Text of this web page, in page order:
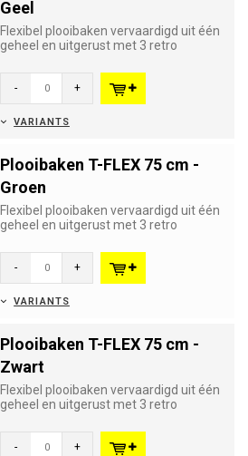
Geel
Flexibel plooibaken vervaardigd uit één
geheel en uitgerust met 3 retro
- +
VARIANTS
Plooibaken T-FLEX 75 cm -
Groen
Flexibel plooibaken vervaardigd uit één
geheel en uitgerust met 3 retro
- +
VARIANTS
Plooibaken T-FLEX 75 cm -
Zwart
Flexibel plooibaken vervaardigd uit één
geheel en uitgerust met 3 retro
- +